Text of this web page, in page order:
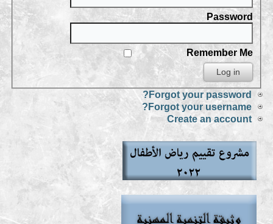
Password
Remember Me
Forgot your password?
Forgot your username?
Create an account